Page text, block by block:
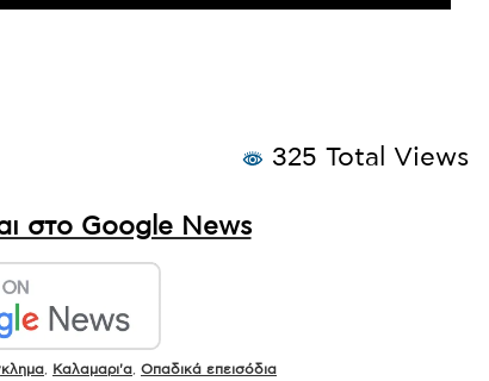
325 Total Views
στο Google News
Καλαμαρι'α Οπαδικά επεισόδια